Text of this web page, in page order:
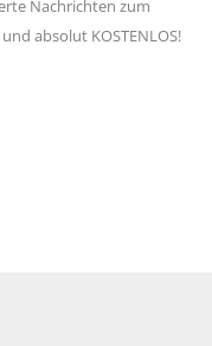
Nachrichten zum
absolut KOSTENLOS!